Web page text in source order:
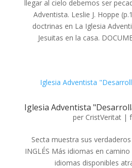
llegar al cielo debemos ser
Adventista. Leslie J. Hoppe
doctrinas en La Iglesia
Jesuitas en la casa.
Iglesia Adventista
per CristVeritat |
Secta muestra sus
INGLÉS Más idiomas en
idiomas disponibles